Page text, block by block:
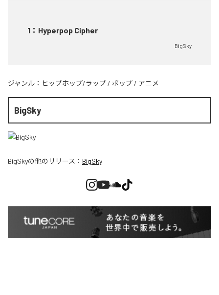
1 ： Hyperpop Cipher
BigSky
ジャンル： ヒップホップ/ラップ / ポップ / アニメ
BigSky
BigSkyの他のリリース： BigSky